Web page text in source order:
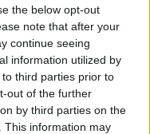
the below opt-out
note that after your
continue seeing
information utilized by
third parties prior to
out of the further
by third parties on the
This information may
αρχικές
από
ΔΥΠΑ και στελέχη